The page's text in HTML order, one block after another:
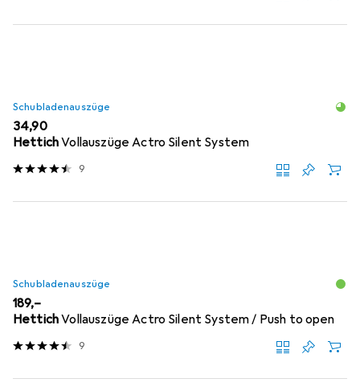
Schubladenauszüge
EUR
34,90
HettichVollauszüge Actro Silent System
9
Schubladenauszüge
EUR
189,–
HettichVollauszüge Actro Silent System / Push to open
9